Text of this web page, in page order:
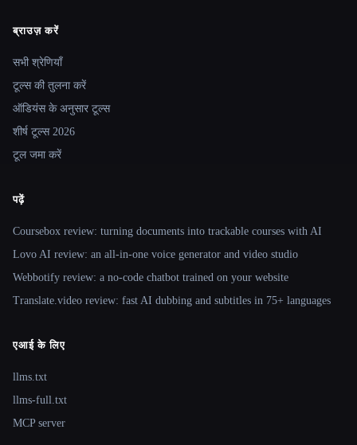
Site navigation
ब्राउज़ करें
सभी श्रेणियाँ
टूल्स की तुलना करें
ऑडियंस के अनुसार टूल्स
शीर्ष टूल्स 2026
टूल जमा करें
पढ़ें
Coursebox review: turning documents into trackable courses with AI
Lovo AI review: an all-in-one voice generator and video studio
Webbotify review: a no-code chatbot trained on your website
Translate.video review: fast AI dubbing and subtitles in 75+ languages
एआई के लिए
llms.txt
llms-full.txt
MCP server